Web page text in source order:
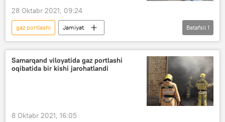
28 Oktabr 2021, 09:24
gaz portlashi
Jamiyat
Qashqadaryo viloyati
Batafsil 1
Samarqand viloyatida gaz portlashi
oqibatida bir kishi jarohatlandi
8 Oktabr 2021, 16:05